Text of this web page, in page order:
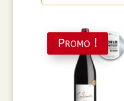
Promo !